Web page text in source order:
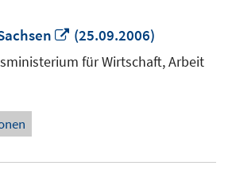
In
neuem
Fenster
(25.09.2006)
für Wirtschaft, Arbeit